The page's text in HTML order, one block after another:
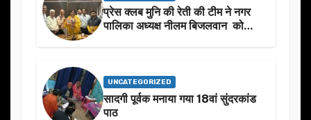
प्रेस क्लब मुनि की रेती की टीम ने नगर
पालिका अध्यक्ष नीलम बिजलवान को
UNCATEGORIZED
सादगी पूर्वक मनाया गया 18वां सुंदरकांड
पाठ